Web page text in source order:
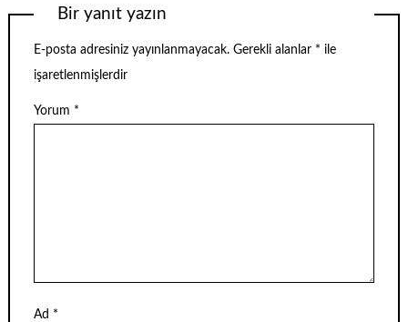
Bir yanıt yazın
E-posta adresiniz yayınlanmayacak. Gerekli alanlar * ile
işaretlenmişlerdir
Yorum *
Ad *